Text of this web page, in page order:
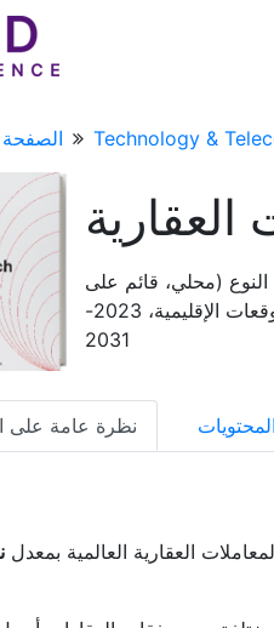
الصفحة Technology &
النوع (محلي، قائم على
السحابة) حسب التطبيق (الشركات الصغيرة والمتوسطة، الشركات الكبيرة) التوقعات الإقليمية، 2023-
2031
نظرة عامة على